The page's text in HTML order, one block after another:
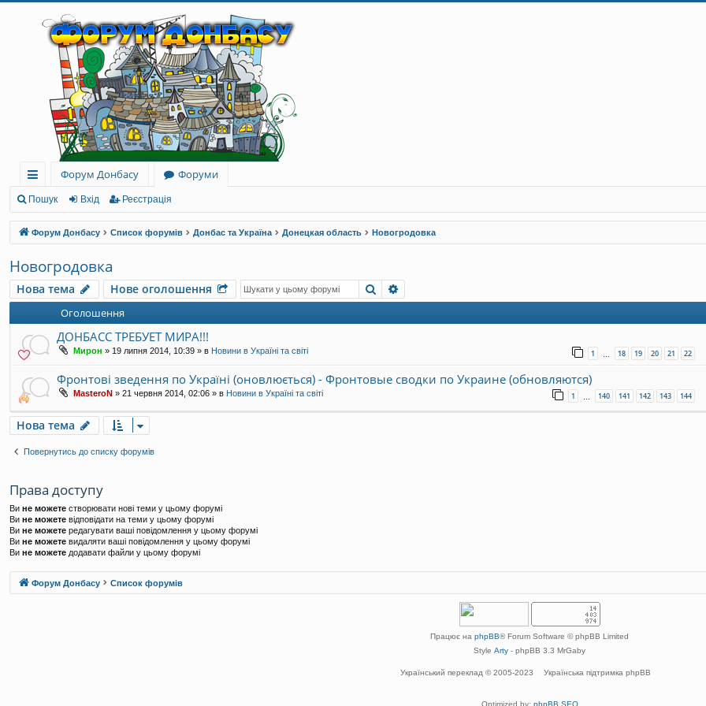
ви
дк
и
й
до
ст
уп
Форум Донбасу
Форуми
Пошук Вхід Реєстрація
Форум Донбасу Список форумів Донбас та Україна Донецкая область Новогродовка
Новогродовка
Нова тема Нове оголошення Пошук
Оголошення
ДОНБАСС ТРЕБУЕТ МИРА!!!
Мирон » 19 липня 2014, 10:39 » в Новини в Україні та світі 1 … 18 19 20 21 22
Фронтові зведення по Україні (оновлюється) - Фронтовые сводки по Украине (обновляются)
MasteroN » 21 червня 2014, 02:06 » в Новини в Україні та світі 1 … 140 141 142 143 144
Нова тема
Повернутись до списку форумів
Права доступу
Ви не можете створювати нові теми у цьому форумі
Ви не можете відповідати на теми у цьому форумі
Ви не можете редагувати ваші повідомлення у цьому форумі
Ви не можете видаляти ваші повідомлення у цьому форумі
Ви не можете додавати файли у цьому форумі
Форум Донбасу Список форумів
Працює на phpBB® Forum Software © phpBB Limited
Style Arty - phpBB 3.3 MrGaby
Український переклад © 2005-2023 Українська підтримка phpBB
Optimized by: phpBB SEO